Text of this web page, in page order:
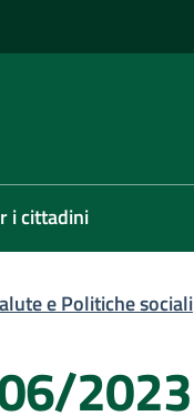
i cittadini
e Politiche sociali
2023